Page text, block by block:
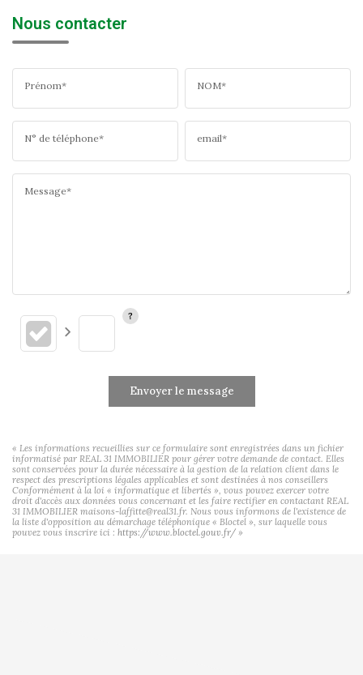
Nous contacter
Prénom* NOM*
N° de téléphone* email*
Message*
Envoyer le message
« Les informations recueillies sur ce formulaire sont enregistrées dans un fichier
informatisé par REAL 31 IMMOBILIER pour gérer votre demande de contact. Elles
sont conservées pour la durée nécessaire à la gestion de la relation client dans le
respect des prescriptions légales applicables et sont destinées à nos conseillers
Conformément à la loi « informatique et libertés », vous pouvez exercer votre
droit d'accès aux données vous concernant et les faire rectifier en contactant REAL
31 IMMOBILIER maisons-laffitte@real31.fr. Nous vous informons de l'existence de
la liste d'opposition au démarchage téléphonique « Bloctel », sur laquelle vous
pouvez vous inscrire ici : https://www.bloctel.gouv.fr/ »